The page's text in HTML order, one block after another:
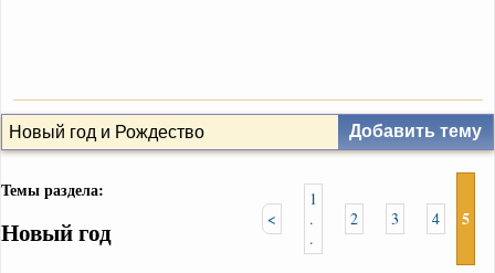
Новый год и Рождество Добавить тему
Темы раздела:
Новый год <
1
.
.
2 3 4 5